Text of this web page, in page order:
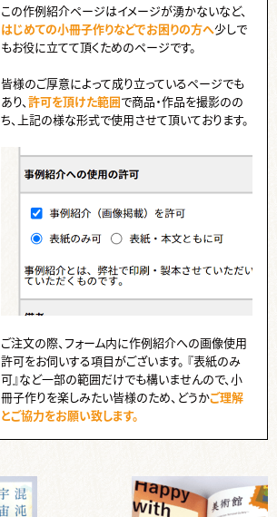
この作例紹介ページはイメージが湧かないなど、
はじめての小冊子作りなどでお困りの方へ少しで
もお役に立てて頂くためのページです。
皆様のご厚意によって成り立っているページでも
あり、 許可を頂けた範囲で商品・作品を撮影のの
ち、上記の様な形式で使用させて頂いております。
ご注文の際、フォーム内に作例紹介への画像使用
許可をお伺いする項目がございます。 『表紙のみ
可』など一部の範囲だけでも構いませんので、小
冊子作りを楽しみたい皆様のため、どうかご理解
とご協力をお願い致します。